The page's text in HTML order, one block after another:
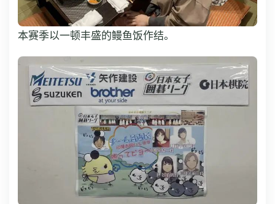
本赛季以一顿丰盛的鳗鱼饭作结。